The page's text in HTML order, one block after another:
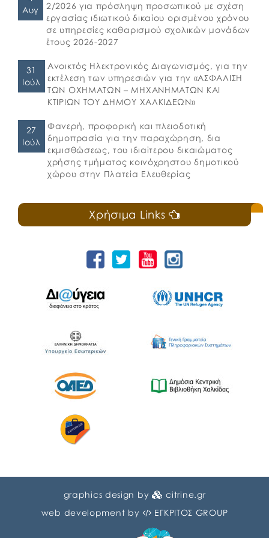
Αυγ
2/2026 για πρόσληψη προσωπικού με σχέση
εργασίας ιδιωτικού δικαίου ορισμένου χρόνου
σε υπηρεσίες καθαρισμού σχολικών μονάδων
έτους 2026-2027
31
Ιούλ
Ανοικτός Ηλεκτρονικός Διαγωνισμός, για την
εκτέλεση των υπηρεσιών για την «ΑΣΦΑΛΙΣΗ
ΤΩΝ ΟΧΗΜΑΤΩΝ – ΜΗΧΑΝΗΜΑΤΩΝ ΚΑΙ
ΚΤΙΡΙΩΝ ΤΟΥ ΔΗΜΟΥ ΧΑΛΚΙΔΕΩΝ»
27
Ιούλ
Φανερή, προφορική και πλειοδοτική
δημοπρασία για την παραχώρηση, δια
εκμισθώσεως, του ιδιαίτερου δικαιώματος
χρήσης τμήματος κοινόχρηστου δημοτικού
χώρου στην Πλατεία Ελευθερίας
Χρήσιμα Links
graphics design by
citrine.gr
web development by
ΕΓΚΡΙΤΟΣ GROUP